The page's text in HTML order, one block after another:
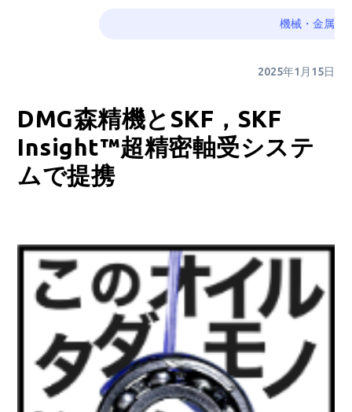
機械・金属
2025年1月15日
DMG森精機とSKF，SKF
Insight™超精密軸受システ
ムで提携